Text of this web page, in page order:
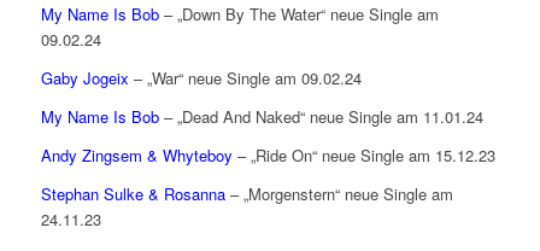
My Name Is Bob– „Down By The Water“ neue Single am
09.02.24
Gaby Jogeix – „War“ neue Single am 09.02.24
My Name Is Bob– „Dead And Naked“ neue Single am 11.01.24
Andy Zingsem & Whyteboy – „Ride On“ neue Single am 15.12.23
Stephan Sulke & Rosanna– „Morgenstern“ neue Single am
24.11.23